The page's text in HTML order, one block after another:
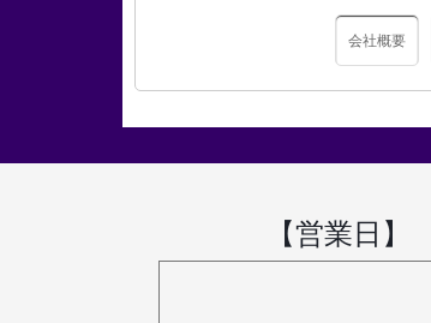
会社概要
【営業日】